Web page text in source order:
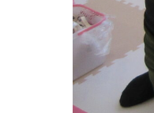
園のこと
園舎案内
安⼼・安全対策